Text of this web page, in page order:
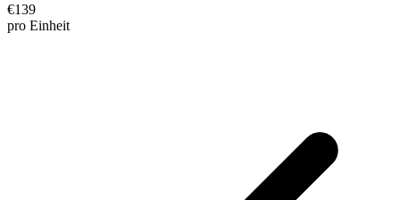
€139
pro Einheit